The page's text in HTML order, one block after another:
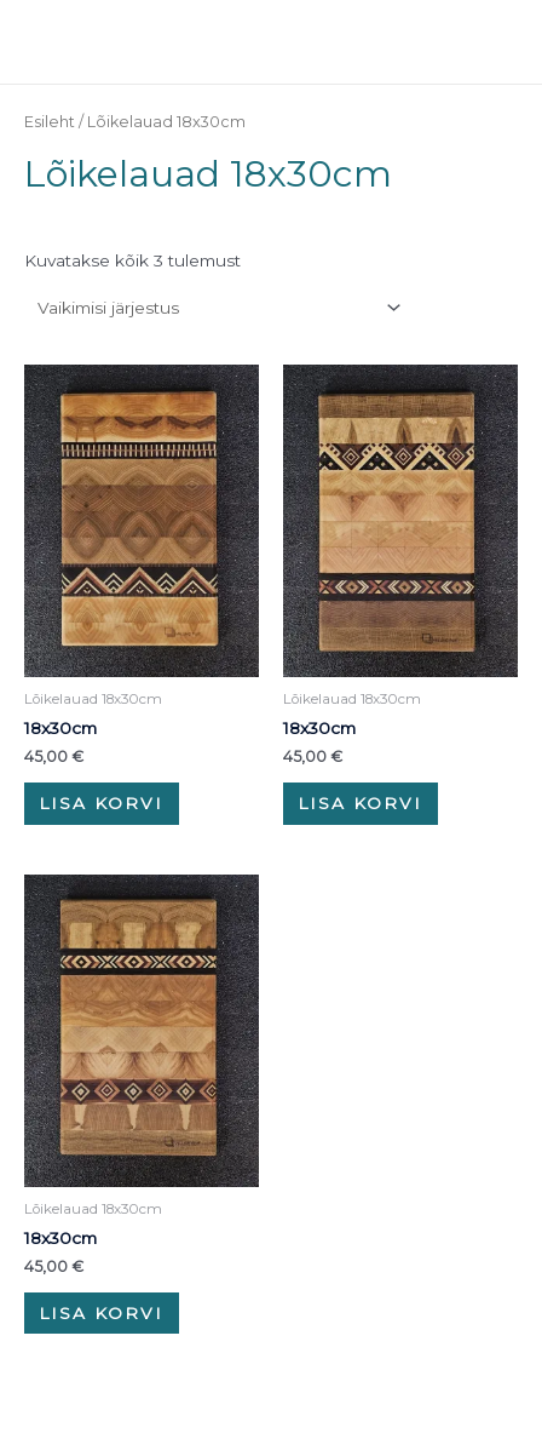
Esileht / Lõikelauad 18x30cm
Lõikelauad 18x30cm
Kuvatakse kõik 3 tulemust
Lõikelauad 18x30cm
18x30cm
45,00 €
LISA KORVI
Lõikelauad 18x30cm
18x30cm
45,00 €
LISA KORVI
Lõikelauad 18x30cm
18x30cm
45,00 €
LISA KORVI